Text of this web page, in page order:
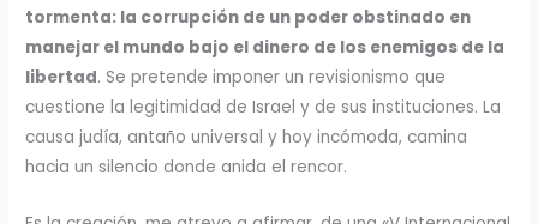
tormenta: la corrupción de un poder obstinado en
manejar el mundo bajo el dinero de los enemigos de la
libertad. Se pretende imponer un revisionismo que
cuestione la legitimidad de Israel y de sus instituciones. La
causa judía, antaño universal y hoy incómoda, camina
hacia un silencio donde anida el rencor.